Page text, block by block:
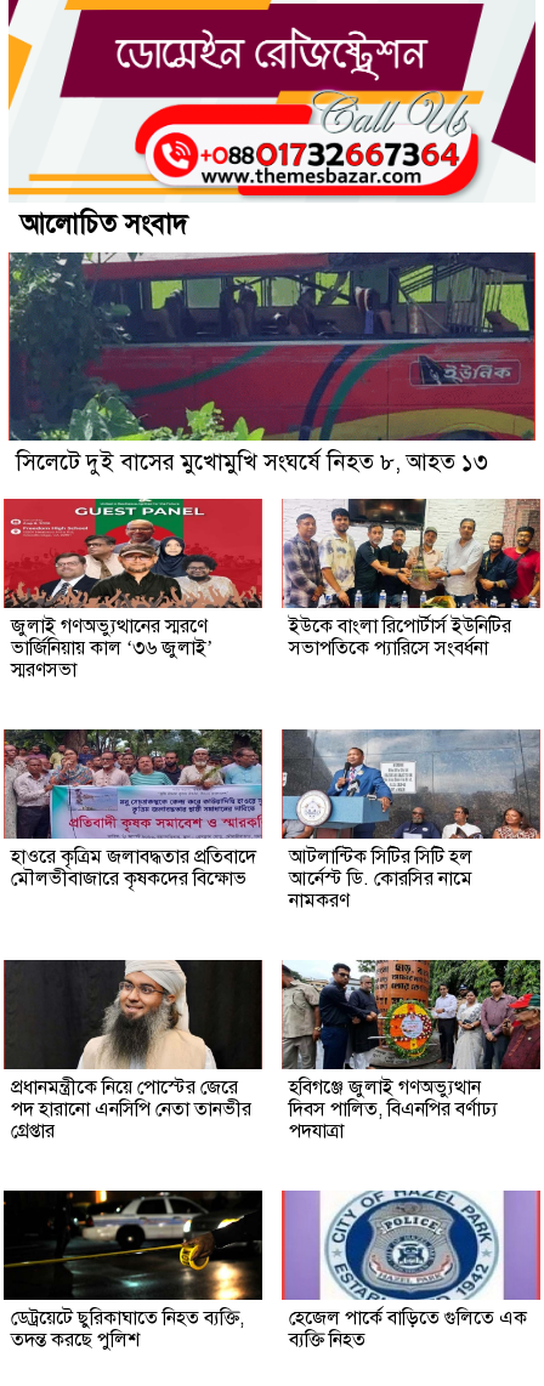
আলোচিত সংবাদ
সিলেটে দুই বাসের মুখোমুখি সংঘর্ষে নিহত ৮, আহত ১৩
জুলাই গণঅভ্যুত্থানের স্মরণে
ভার্জিনিয়ায় কাল ‘৩৬ জুলাই’
স্মরণসভা
ইউকে বাংলা রিপোর্টার্স ইউনিটির
সভাপতিকে প্যারিসে সংবর্ধনা
হাওরে কৃত্রিম জলাবদ্ধতার প্রতিবাদে
মৌলভীবাজারে কৃষকদের বিক্ষোভ
আটলান্টিক সিটির সিটি হল
আর্নেস্ট ডি. কোরসির নামে
নামকরণ
প্রধানমন্ত্রীকে নিয়ে পোস্টের জেরে
পদ হারানো এনসিপি নেতা তানভীর
গ্রেপ্তার
হবিগঞ্জে জুলাই গণঅভ্যুত্থান
দিবস পালিত, বিএনপির বর্ণাঢ্য
পদযাত্রা
ডেট্রয়েটে ছুরিকাঘাতে নিহত ব্যক্তি,
তদন্ত করছে পুলিশ
হেজেল পার্কে বাড়িতে গুলিতে এক
ব্যক্তি নিহত